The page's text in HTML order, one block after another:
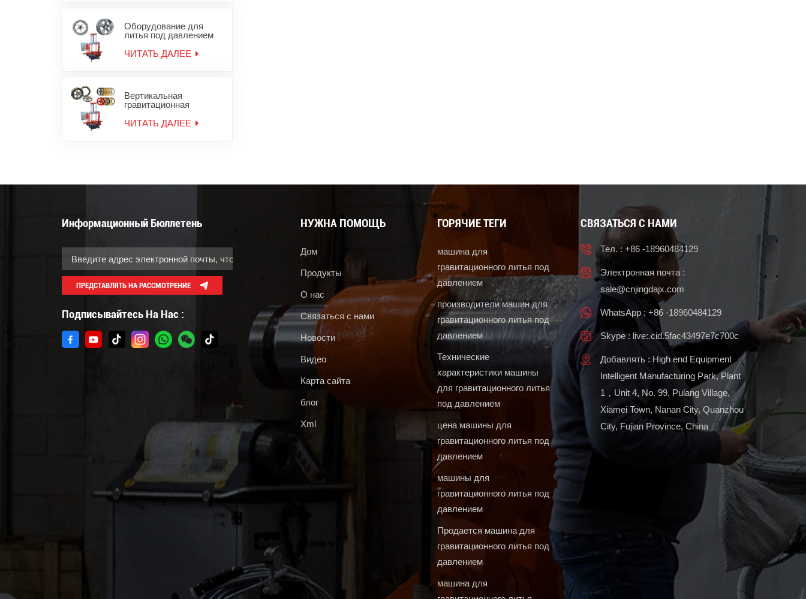
Оборудование для
литья под давлением
ЧИТАТЬ ДАЛЕЕ
Вертикальная
гравитационная
мотоциклетных колес
ЧИТАТЬ ДАЛЕЕ
Информационный Бюллетень
ПРЕДСТАВЛЯТЬ НА РАССМОТРЕНИЕ
Подписывайтесь На Нас :
НУЖНА ПОМОЩЬ
Дом
Продукты
О нас
Связаться с нами
Новости
Видео
Карта сайта
блог
Xml
ГОРЯЧИЕ ТЕГИ
машина для
гравитационного литья под
давлением
производители машин для
гравитационного литья под
давлением
Технические
характеристики машины
для гравитационного литья
под давлением
цена машины для
гравитационного литья под
давлением
машины для
гравитационного литья под
давлением
Продается машина для
гравитационного литья под
давлением
машина для
СВЯЗАТЬСЯ С НАМИ
Тел. : +86 -18960484129
Электронная почта :
sale@cnjingdajx.com
WhatsApp : +86 -18960484129
Skype : live:.cid.5fac43497e7c700c
Добавлять : High end Equipment
Intelligent Manufacturing Park, Plant
1，Unit 4, No. 99, Pulang Village,
Xiamei Town, Nanan City, Quanzhou
City, Fujian Province, China